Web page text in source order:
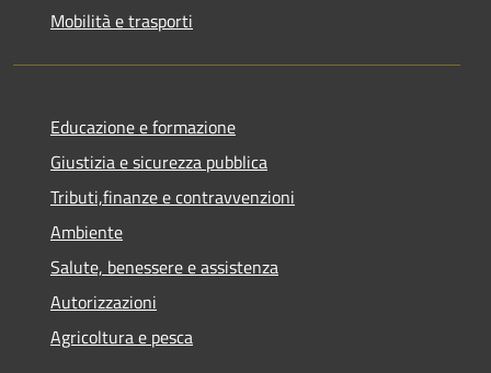
Mobilità e trasporti
Educazione e formazione
Giustizia e sicurezza pubblica
Tributi,finanze e contravvenzioni
Ambiente
Salute, benessere e assistenza
Autorizzazioni
Agricoltura e pesca